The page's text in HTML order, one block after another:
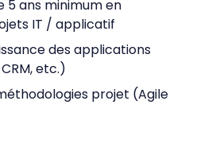
5 ans minimum en
IT / applicatif
des applications
etc.)
projet (Agile